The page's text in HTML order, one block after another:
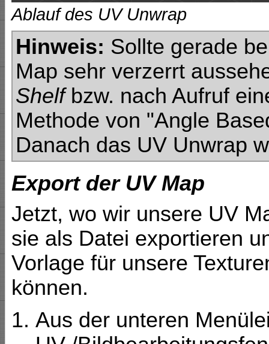
Ablauf des UV Unwrap
Hinweis: Sollte gerade
Map sehr verzerrt
Shelfbzw. nach Aufruf
Methode von "Angle
Danach das UV Unwrap
Export der UV Map
Jetzt, wo wir unsere UV
sie als Datei exportieren
Vorlage für unsere
können.
Aus der unteren